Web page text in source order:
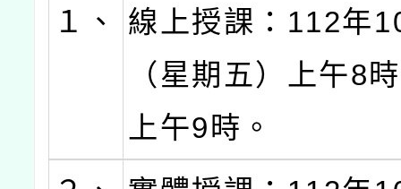
１、
線上授課：112年
（星期五）上午8
上午9時。